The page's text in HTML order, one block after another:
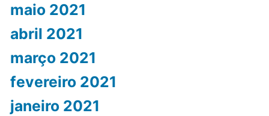
maio 2021
abril 2021
março 2021
fevereiro 2021
janeiro 2021